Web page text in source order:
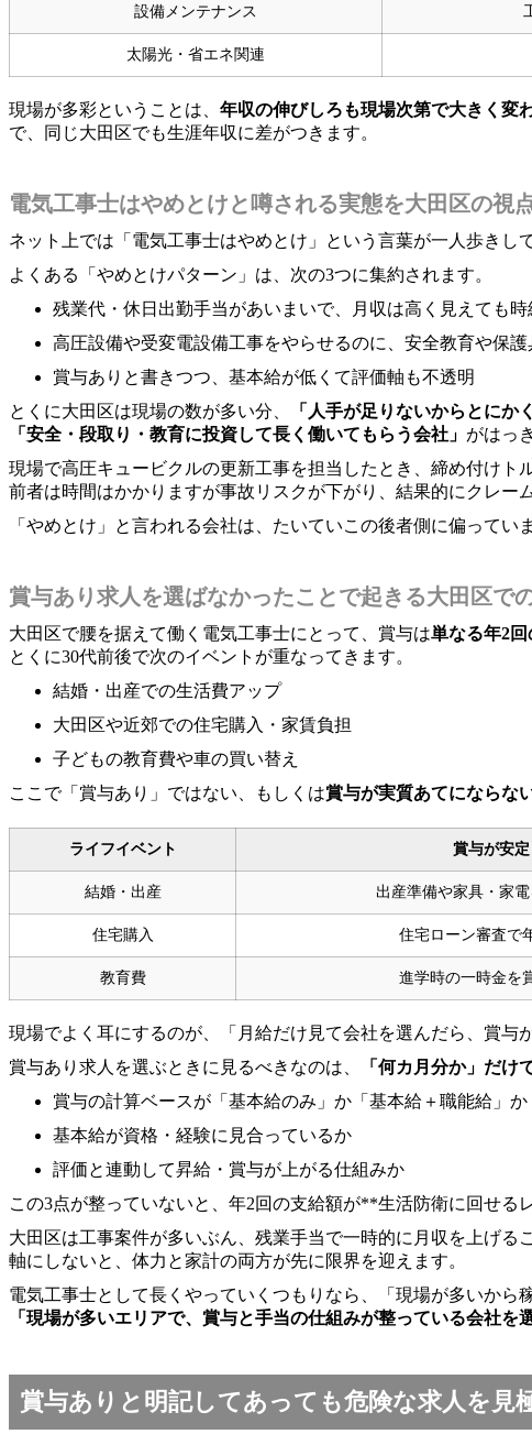
設備メンテナンス
太陽光・省エネ関連
現場が多彩ということは、 年収の伸びしろも現場次第で大きく変
で、同じ大田区でも生涯年収に差がつきます。
電気工事士はやめとけと噂される実態を大田区の視
ネット上では「電気工事士はやめとけ」という言葉が一人歩きし
よくある「やめとけパターン」は、次の3つに集約されます。
残業代・休日出勤手当があいまいで、月収は高く見えても
高圧設備や受変電設備工事をやらせるのに、安全教育や保護
賞与ありと書きつつ、基本給が低くて評価軸も不透明
とくに大田区は現場の数が多い分、
「人手が足りないからとにか
「安全・段取り・教育に投資して長く働いてもらう会社」 がはっ
現場で高圧キュービクルの更新工事を担当したとき、締め付けト
前者は時間はかかりますが事故リスクが下がり、結果的にクレー
「やめとけ」と言われる会社は、たいていこの後者側に偏っていま
賞与あり求人を選ばなかったことで起きる大田区で
大田区で腰を据えて働く電気工事士にとって、賞与は単なる年2
とくに30代前後で次のイベントが重なってきます。
結婚・出産での生活費アップ
大田区や近郊での住宅購入・家賃負担
子どもの教育費や車の買い替え
ここで「賞与あり」ではない、もしくは賞与が実質あてにならな
ライフイベント 賞与が安
結婚・出産 出産準備や家具・家
住宅購入 住宅ローン審査で
教育費 進学時の一時金を
現場でよく耳にするのが、「月給だけ見て会社を選んだら、賞与
賞与あり求人を選ぶときに見るべきなのは、
「何カ月分か」だけ
賞与の計算ベースが「基本給のみ」か「基本給＋職能給」か
基本給が資格・経験に見合っているか
評価と連動して昇給・賞与が上がる仕組みか
この3点が整っていないと、年2回の支給額が**生活防衛に回せる
大田区は工事案件が多いぶん、残業手当で一時的に月収を上げる
軸にしないと、体力と家計の両方が先に限界を迎えます。
電気工事士として長くやっていくつもりなら、「現場が多いから
「現場が多いエリアで、賞与と手当の仕組みが整っている会社を
賞与ありと明記してあっても危険な求人を見